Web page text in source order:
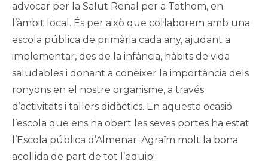
advocar per la Salut Renal per a Tothom, en
l’àmbit local. És per això que col·laborem amb una
escola pública de primària cada any, ajudant a
implementar, des de la infància, hàbits de vida
saludables i donant a conèixer la importància dels
ronyons en el nostre organisme, a través
d’activitats i tallers didàctics. En aquesta ocasió
l’escola que ens ha obert les seves portes ha estat
l’Escola pública d’Almenar. Agraïm molt la bona
acollida de part de tot l’equip!